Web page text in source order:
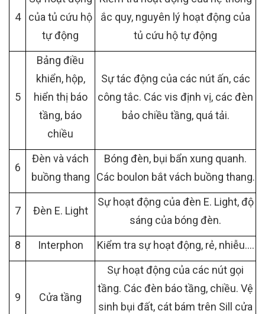
4
của tủ cứu hộ
tự động
ắc quy, nguyên lý hoạt động của
tủ cứu hộ tự động
5
Bảng điều
khiển, hộp,
hiển thị báo
tầng, báo
chiều
Sự tác động của các nút ấn, các
công tắc. Các vis định vị, các đèn
bảo chiều tầng, quá tải.
6
Đèn và vách
buồng thang
Bóng đèn, bụi bẩn xung quanh.
Các boulon bắt vách buồng thang.
7 Đèn E. Light
Sự hoạt động của đèn E. Light, độ
sáng của bóng đèn.
8
Interphon Kiểm tra sự hoạt động, rẻ, nhiễu….
9 Cửa tầng
Sự hoạt động của các nút gọi
tầng. Các đèn báo tầng, chiều. Vệ
sinh bụi đất, cát bám trên Sill cửa